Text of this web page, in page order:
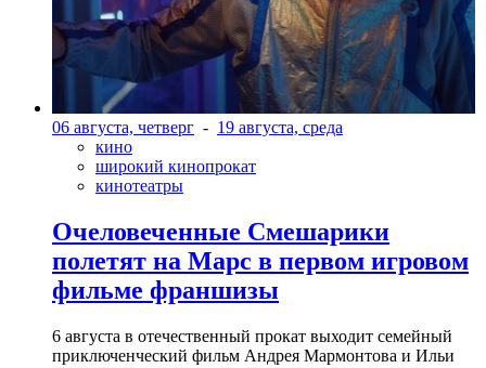
06 августа, четверг - 19 августа, среда
кино
широкий кинопрокат
кинотеатры
Очеловеченные Смешарики
полетят на Марс в первом игровом
фильме франшизы
6 августа в отечественный прокат выходит семейный
приключенческий фильм Андрея Мармонтова и Ильи